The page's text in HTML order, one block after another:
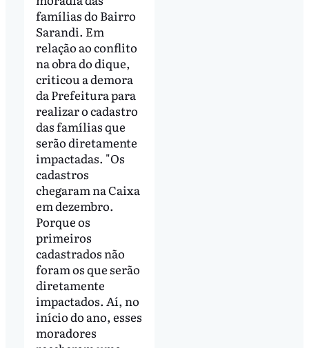
famílias do Bairro
Sarandi. Em
relação ao conflito
na obra do dique,
criticou a demora
da Prefeitura para
realizar o cadastro
das famílias que
serão diretamente
impactadas. "Os
cadastros
chegaram na Caixa
em dezembro.
Porque os
primeiros
cadastrados não
foram os que serão
diretamente
impactados. Aí, no
início do ano, esses
moradores